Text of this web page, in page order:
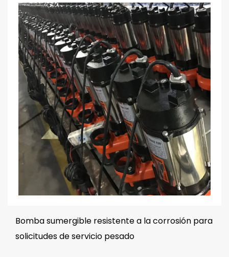
Bomba sumergible resistente a la corrosión para
solicitudes de servicio pesado